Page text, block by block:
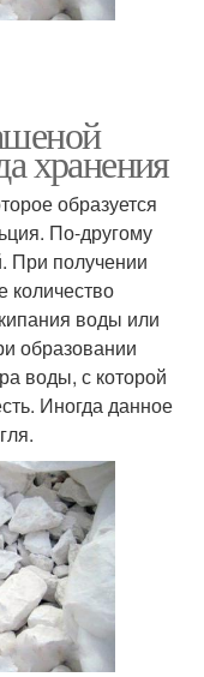
хранения
образуется
По-другому
При получении
количество
воды или
образовании
воды, с которой
Иногда данное